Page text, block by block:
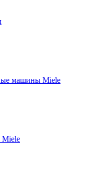
машины Miele